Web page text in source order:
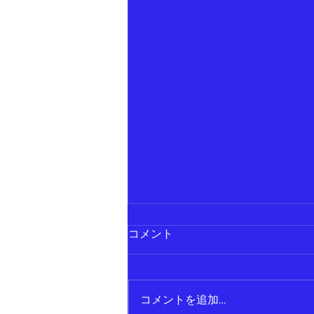
コメント
コメントを追加…